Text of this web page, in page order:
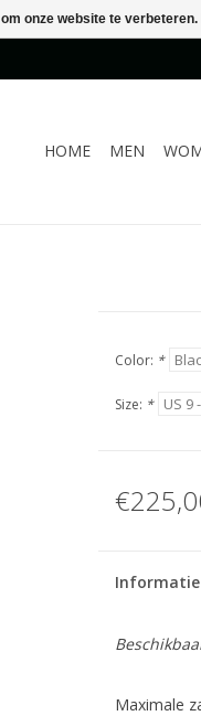
HOME MEN
Color: *
Size: *
Informatie
Maximale
onze website te